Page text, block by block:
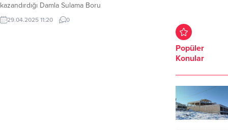
kazandırdığı Damla Sulama Boru
Üretim Tesisi’nde (Tarım Plast
Fabrikası) yüzde 100 geri dönüşüm
29.04.2025 11:20 0
Popüler
Konular